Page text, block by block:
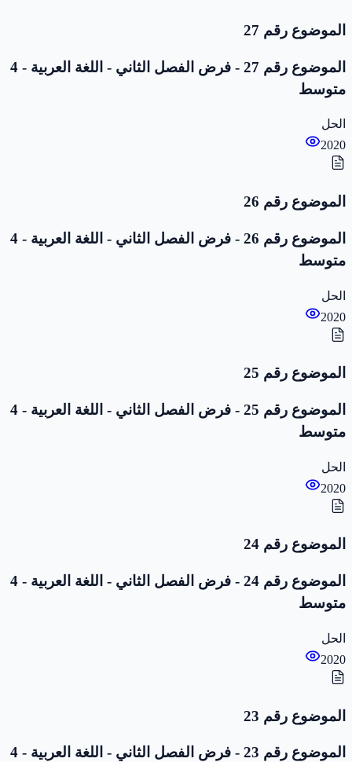
الموضوع رقم 27
الموضوع رقم 27 - فرض الفصل الثاني - اللغة العربية - 4
متوسط
الحل
2020
الموضوع رقم 26
الموضوع رقم 26 - فرض الفصل الثاني - اللغة العربية - 4
متوسط
الحل
2020
الموضوع رقم 25
الموضوع رقم 25 - فرض الفصل الثاني - اللغة العربية - 4
متوسط
الحل
2020
الموضوع رقم 24
الموضوع رقم 24 - فرض الفصل الثاني - اللغة العربية - 4
متوسط
الحل
2020
الموضوع رقم 23
الموضوع رقم 23 - فرض الفصل الثاني - اللغة العربية - 4